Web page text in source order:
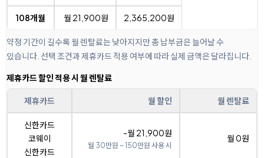
108개월 월 21,900원 2,365,200원
약정 기간이 길수록 월 렌탈료는 낮아지지만 총 납부금은 늘어날 수
있습니다. 선택 조건과 제휴카드 적용 여부에 따라 실제 금액은 달라집니다.
제휴카드 할인 적용 시 월 렌탈료
제휴카드 월 할인 월 렌탈료
신한카드
코웨이
신한카드
-월 21,900원
월 30만원 ~ 150만원 사용 시
월 0원